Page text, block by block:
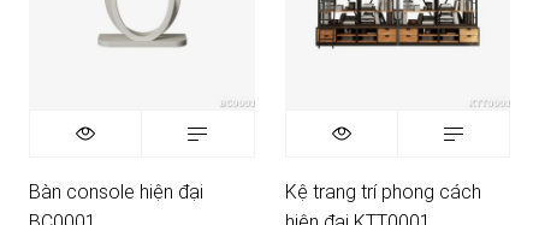
Bàn console hiện đại
Kệ trang trí phong cách